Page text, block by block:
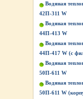
Водяная
42П-311 W
Водяная
44П-413 W
Водяная
44П-417 W (с
Водяная
50П-611 W
Водяная
50П-611 W